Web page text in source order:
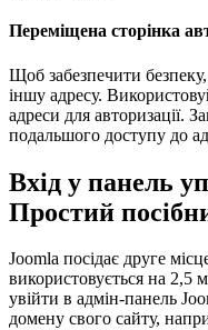
Переміщена сторінка
Щоб забезпечити
іншу адресу.
адреси для авторизації.
подальшого доступу до
Вхід у панель
Простий
Joomla посідає друге
використовується на 2,5
увійти в адмін-панель
домену свого сайту,